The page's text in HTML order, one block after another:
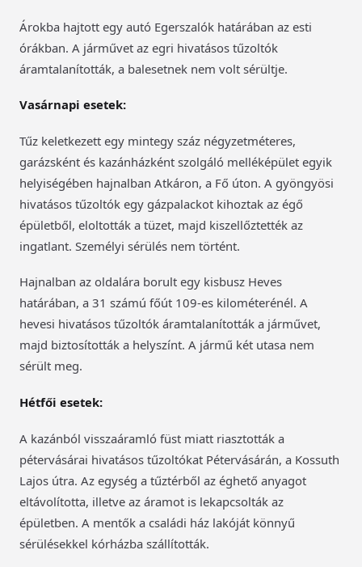
Árokba hajtott egy autó Egerszalók határában az esti
órákban. A járművet az egri hivatásos tűzoltók
áramtalanították, a balesetnek nem volt sérültje.
Vasárnapi esetek:
Tűz keletkezett egy mintegy száz négyzetméteres,
garázsként és kazánházként szolgáló melléképület egyik
helyiségében hajnalban Atkáron, a Fő úton. A gyöngyösi
hivatásos tűzoltók egy gázpalackot kihoztak az égő
épületből, eloltották a tüzet, majd kiszellőztették az
ingatlant. Személyi sérülés nem történt.
Hajnalban az oldalára borult egy kisbusz Heves
határában, a 31 számú főút 109-es kilométerénél. A
hevesi hivatásos tűzoltók áramtalanították a járművet,
majd biztosították a helyszínt. A jármű két utasa nem
sérült meg.
Hétfői esetek:
A kazánból visszaáramló füst miatt riasztották a
pétervásárai hivatásos tűzoltókat Pétervásárán, a Kossuth
Lajos útra. Az egység a tűztérből az éghető anyagot
eltávolította, illetve az áramot is lekapcsolták az
épületben. A mentők a családi ház lakóját könnyű
sérülésekkel kórházba szállították.